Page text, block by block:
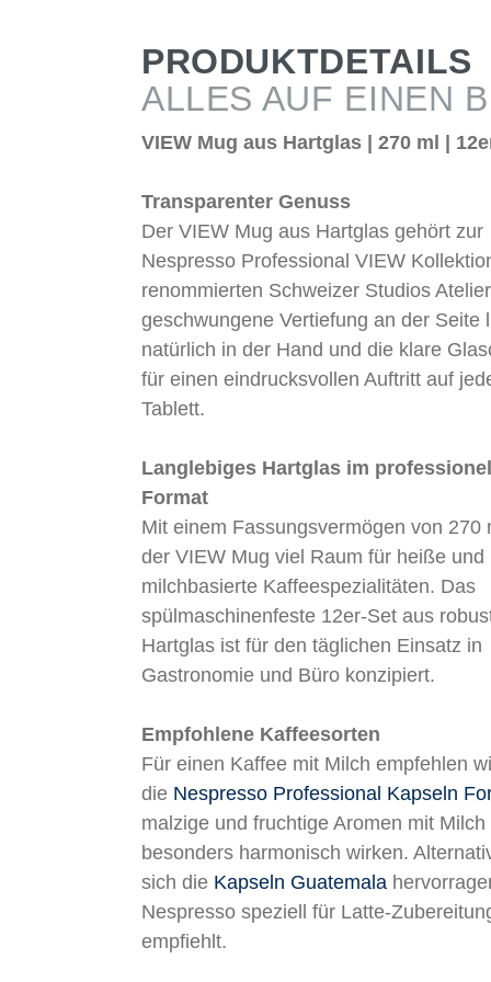
PRODUKTDETAILS
ALLES AUF EINEN
VIEW Mug aus Hartglas | 270 ml |
Transparenter Genuss
Der VIEW Mug aus Hartglas gehört zur
Nespresso Professional VIEW
renommierten Schweizer Studios
geschwungene Vertiefung an der Seite
natürlich in der Hand und die klare
für einen eindrucksvollen Auftritt auf
Tablett.
Langlebiges Hartglas im
Format
Mit einem Fassungsvermögen von 270
der VIEW Mug viel Raum für heiße und
milchbasierte Kaffeespezialitäten. Das
spülmaschinenfeste 12er-Set aus
Hartglas ist für den täglichen Einsatz in
Gastronomie und Büro konzipiert.
Empfohlene Kaffeesorten
Für einen Kaffee mit Milch empfehlen
die Nespresso Professional Kapseln
malzige und fruchtige Aromen mit Milch
besonders harmonisch wirken.
sich die Kapseln Guatemala
Nespresso speziell für Latte-
empfiehlt.